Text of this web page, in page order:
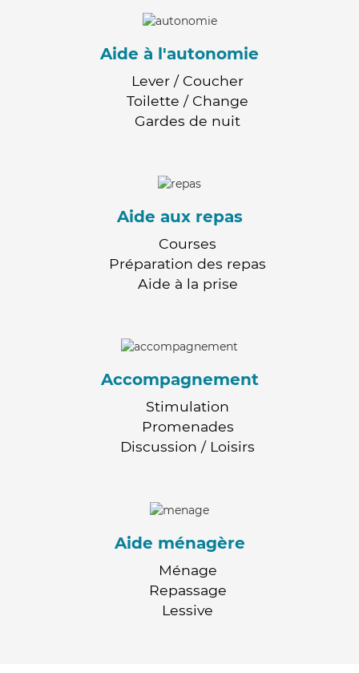
Aide à l'autonomie
Lever / Coucher
Toilette / Change
Gardes de nuit
Aide aux repas
Courses
Préparation des repas
Aide à la prise
Accompagnement
Stimulation
Promenades
Discussion / Loisirs
Aide ménagère
Ménage
Repassage
Lessive